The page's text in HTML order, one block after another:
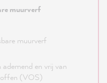
muurverf
muurverf
en vrij van
(VOS)